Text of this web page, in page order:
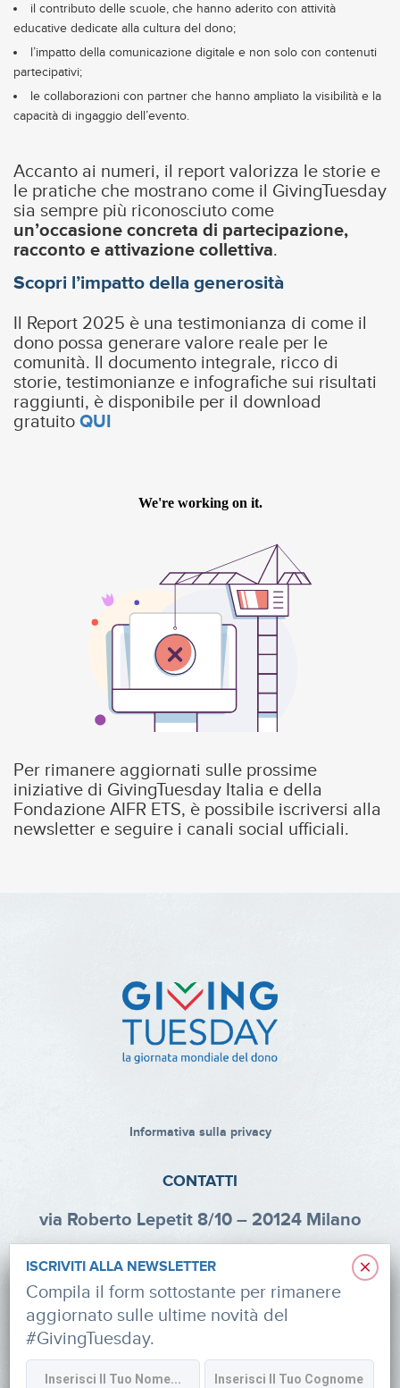
il contributo delle scuole, che hanno aderito con attività
educative dedicate alla cultura del dono;
l’impatto della comunicazione digitale e non solo con contenuti
partecipativi;
le collaborazioni con partner che hanno ampliato la visibilità e la
capacità di ingaggio dell’evento.
Accanto ai numeri, il report valorizza le storie e
le pratiche che mostrano come il GivingTuesday
sia sempre più riconosciuto come
un’occasione concreta di partecipazione,
racconto e attivazione collettiva.
Scopri l’impatto della generosità
Il Report 2025 è una testimonianza di come il
dono possa generare valore reale per le
comunità. Il documento integrale, ricco di
storie, testimonianze e infografiche sui risultati
raggiunti, è disponibile per il download
gratuito QUI
Per rimanere aggiornati sulle prossime
iniziative di GivingTuesday Italia e della
Fondazione AIFR ETS, è possibile iscriversi alla
newsletter e seguire i canali social ufficiali.
Informativa sulla privacy
CONTATTI
via Roberto Lepetit 8/10 – 20124 Milano
Tel: +39 02 47924880
CF: 91374340379
SOCIAL
×
ISCRIVITI ALLA NEWSLETTER
Compila il form sottostante per rimanere
aggiornato sulle ultime novità del
#GivingTuesday.